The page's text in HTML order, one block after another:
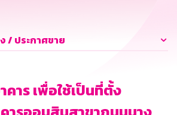
/ ประกาศขาย
คาร เพื่อใช้เป็นที่ตั้ง